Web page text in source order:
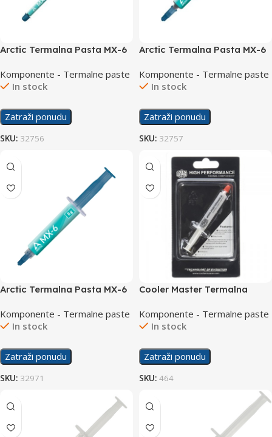
Arctic Termalna Pasta MX-6
Komponente - Termalne paste
In stock
Zatraži ponudu
SKU: 32756
Arctic Termalna Pasta MX-6
Komponente - Termalne paste
In stock
Zatraži ponudu
SKU: 32757
Arctic Termalna Pasta MX-6
Komponente - Termalne paste
In stock
Zatraži ponudu
SKU: 32971
Cooler Master Termalna
Komponente - Termalne paste
In stock
Zatraži ponudu
SKU: 464